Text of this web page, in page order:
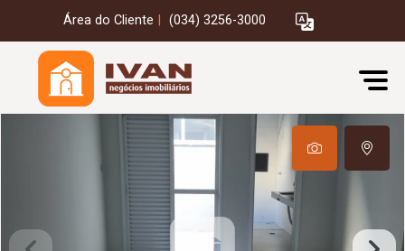
Área do Cliente (034) 3256-3000